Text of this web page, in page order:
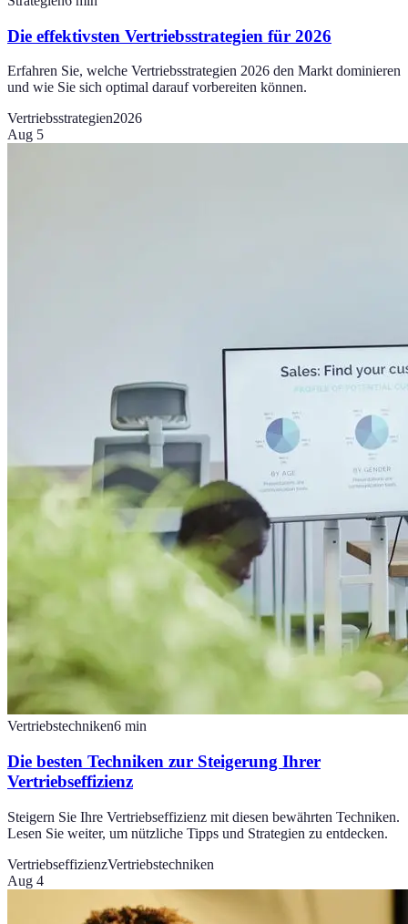
Die effektivsten Vertriebsstrategien für 2026
Erfahren Sie, welche Vertriebsstrategien 2026 den Markt dominieren
und wie Sie sich optimal darauf vorbereiten können.
Vertriebsstrategien2026
Aug 5
Vertriebstechniken6 min
Die besten Techniken zur Steigerung Ihrer
Vertriebseffizienz
Steigern Sie Ihre Vertriebseffizienz mit diesen bewährten Techniken.
Lesen Sie weiter, um nützliche Tipps und Strategien zu entdecken.
VertriebseffizienzVertriebstechniken
Aug 4